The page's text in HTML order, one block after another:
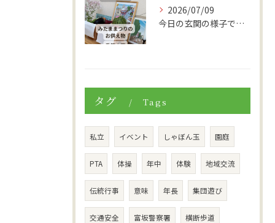
2026/07/09
今日の玄関の様子です。
タグ Tags
私立 イベント しゃぼん玉 園庭
PTA 体操 年中 体験 地域交流
伝統行事 意味 年長 集団遊び
交通安全 富坂警察署 横断歩道